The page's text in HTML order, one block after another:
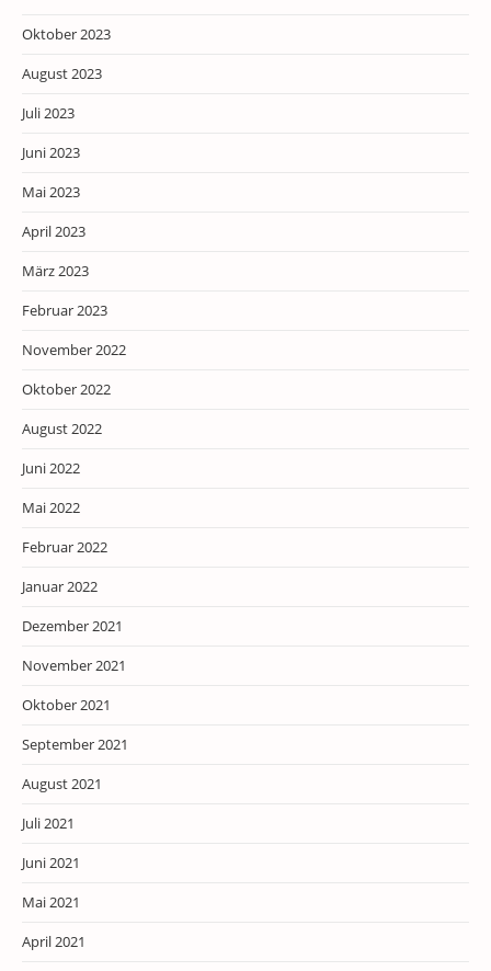
Oktober 2023
August 2023
Juli 2023
Juni 2023
Mai 2023
April 2023
März 2023
Februar 2023
November 2022
Oktober 2022
August 2022
Juni 2022
Mai 2022
Februar 2022
Januar 2022
Dezember 2021
November 2021
Oktober 2021
September 2021
August 2021
Juli 2021
Juni 2021
Mai 2021
April 2021